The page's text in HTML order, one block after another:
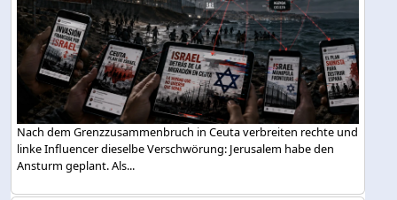
Nach dem Grenzzusammenbruch in Ceuta verbreiten rechte und
linke Influencer dieselbe Verschwörung: Jerusalem habe den
Ansturm geplant. Als...